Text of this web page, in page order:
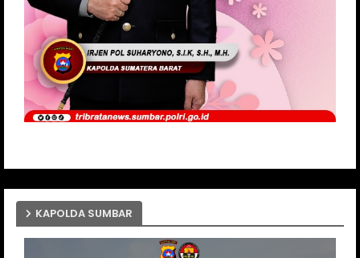
KAPOLDA SUMBAR